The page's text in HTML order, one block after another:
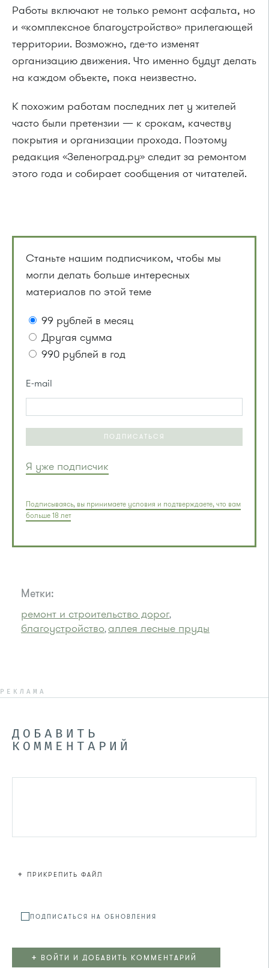
Работы включают не только ремонт асфальта, но
и «комплексное благоустройство» прилегающей
территории. Возможно, где-то изменят
организацию движения. Что именно будут делать
на каждом объекте, пока неизвестно.
К похожим работам последних лет у жителей
часто были претензии — к срокам, качеству
покрытия и организации прохода. Поэтому
редакция «Зеленоград.ру» следит за ремонтом
этого года и собирает сообщения от читателей.
Станьте нашим подписчиком, чтобы мы
могли делать больше интересных
материалов по этой теме
99 рублей в месяц
Другая сумма
990 рублей в год
E-mail
ПОДПИСАТЬСЯ
Я уже подписчик
Подписываясь, вы принимаете условия и подтверждаете, что вам
больше 18 лет
Метки:
ремонт и строительство дорог,
благоустройство,аллея лесные пруды
РЕКЛАМА
ДОБАВИТЬ
КОММЕНТАРИЙ
+ ПРИКРЕПИТЬ ФАЙЛ
ПОДПИСАТЬСЯ НА ОБНОВЛЕНИЯ
+ ВОЙТИ И ДОБАВИТЬ КОММЕНТАРИЙ